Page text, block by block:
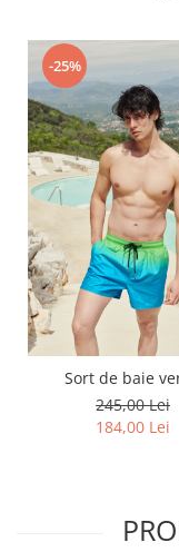
-25%
Sort de baie
245,00 Lei
184,00 Lei